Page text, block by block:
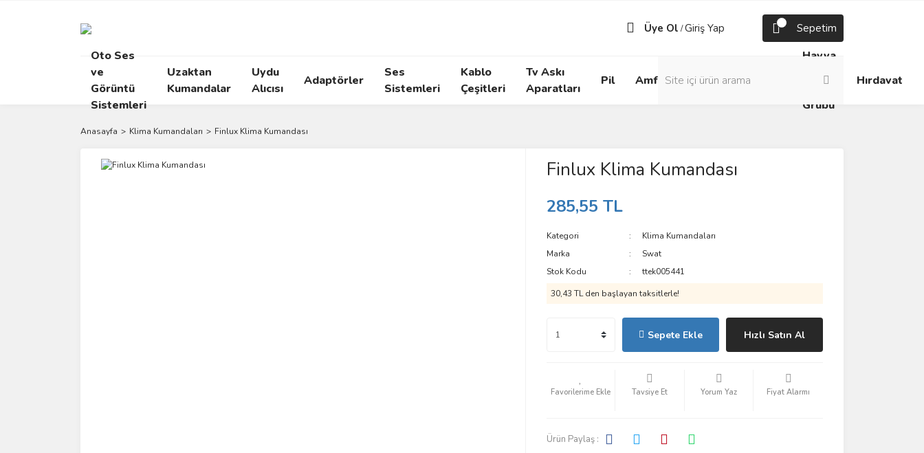
Üye Ol /Giriş Yap Sepetim
Oto Ses
ve
Görüntü
Sistemleri
Uzaktan
Kumandalar
Uydu
Alıcısı
Adaptörler
Ses
Sistemleri
Kablo
Çeşitleri
Tv Askı
Aparatları
Pil Amfi
Box
Prizler
Havya
Lehim
Grubu
Hırdavat
Anasayfa Klima Kumandaları Finlux Klima Kumandası
Finlux Klima Kumandası
285,55 TL
Kategori
Klima Kumandaları
Marka
Swat
Stok Kodu
ttek005441
30,43 TL den başlayan taksitlerle!
Sepete Ekle Hızlı Satın Al
Tavsiye Et Yorum Yaz Fiyat Alarmı
Ürün Paylaş :